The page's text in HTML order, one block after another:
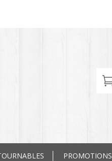
PROMOTIONS